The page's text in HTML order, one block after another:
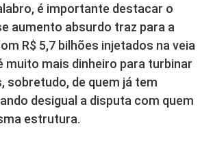
é importante destacar o
aumento absurdo traz para a
R$ 5,7 bilhões injetados na veia
muito mais dinheiro para turbinar
sobretudo, de quem já tem
desigual a disputa com quem
estrutura.